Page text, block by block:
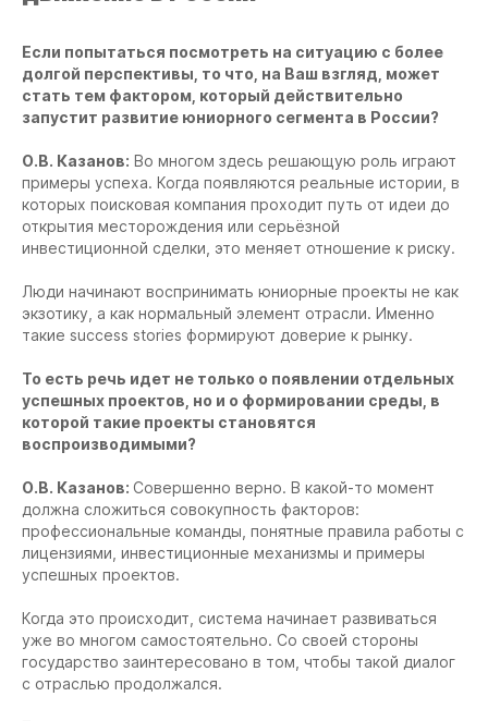
Если попытаться посмотреть на ситуацию с более
долгой перспективы, то что, на Ваш взгляд, может
стать тем фактором, который действительно
запустит развитие юниорного сегмента в России?
О.В. Казанов: Во многом здесь решающую роль играют
примеры успеха. Когда появляются реальные истории, в
которых поисковая компания проходит путь от идеи до
открытия месторождения или серьёзной
инвестиционной сделки, это меняет отношение к риску.
Люди начинают воспринимать юниорные проекты не как
экзотику, а как нормальный элемент отрасли. Именно
такие success stories формируют доверие к рынку.
То есть речь идет не только о появлении отдельных
успешных проектов, но и о формировании среды, в
которой такие проекты становятся
воспроизводимыми?
О.В. Казанов: Совершенно верно. В какой-то момент
должна сложиться совокупность факторов:
профессиональные команды, понятные правила работы с
лицензиями, инвестиционные механизмы и примеры
успешных проектов.
Когда это происходит, система начинает развиваться
уже во многом самостоятельно. Со своей стороны
государство заинтересовано в том, чтобы такой диалог
с отраслью продолжался.